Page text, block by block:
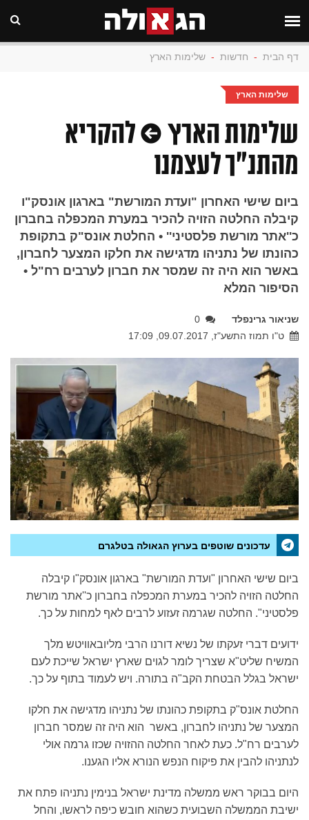
דף הבית - חדשות - שלימות הארץ
שלימות הארץ
שלימות הארץ • להקריא
מהתנ"ך לעצמנו
ביום שישי האחרון "ועדת המורשת" בארגון אונסק"ו
קיבלה החלטה הזויה להכיר במערת המכפלה בחברון
כ''אתר מורשת פלסטיני'' • החלטת אונס"ק בתקופת
כהונתו של נתניהו מדגישה את חלקו המצער לחברון,
באשר הוא היה זה שמסר את חברון לערבים רח"ל •
הסיפור המלא
שניאור גרינפלד
0
ט"ו תמוז התשע"ז, 09.07.2017, 17:09
עדכונים שוטפים בערוץ הגאולה בטלגרם
ביום שישי האחרון "ועדת המורשת" בארגון אונסק"ו קיבלה
החלטה הזויה להכיר במערת המכפלה בחברון כ''אתר מורשת
פלסטיני". החלטה שגרמה זעזוע לרבים לאף למחות על כך.
ידועים דברי זעקתו של נשיא דורנו הרבי מליובאוויטש מלך
המשיח שליט"א שצריך לומר לגוים שארץ ישראל שייכת לעם
ישראל בגלל הבטחת הקב"ה בתורה. ויש לעמוד בתוף על כך.
החלטת אונס"ק בתקופת כהונתו של נתניהו מדגישה את חלקו
המצער של נתניהו לחברון, באשר הוא היה זה שמסר חברון
לערבים רח"ל. כעת לאחר החלטה ההזויה שכזו גרמה אולי
לנתניהו להבין את פיקוח הנפש הנורא אליו הגענו.
היום בבוקר ראש ממשלה מדינת ישראל בנימין נתניהו פתח את
ישיבת הממשלה השבועית כשהוא חובש כיפה לראשו, והחל